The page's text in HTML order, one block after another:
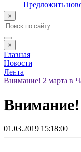
Предложить
×
×
Главная
Новости
Лента
Внимание! 2 марта в
Внимание!
01.03.2019 15:18:00